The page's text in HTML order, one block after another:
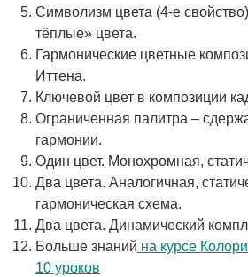
Символизм цвета (4-е
тёплые» цвета.
Гармонические цветные
Иттена.
Ключевой цвет в композиции
Ограниченная палитра –
гармонии.
Один цвет. Монохромная,
Два цвета. Аналогичная,
гармоническая схема.
Два цвета. Динамический
Больше знаний на курсе
10 уроков